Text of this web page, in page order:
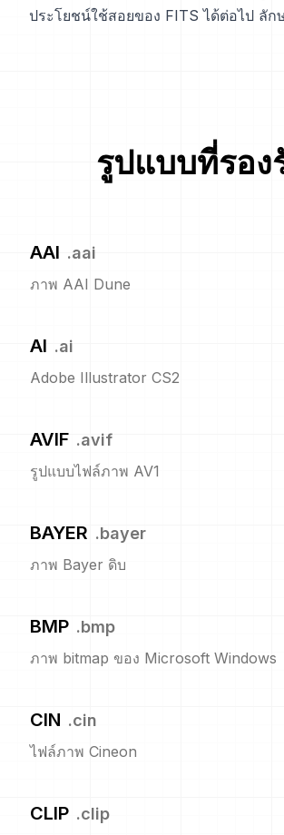
ประโยชน์ใช้สอยของ FITS ได้ต่อไป ลัก
รูปแบบที่รอง
AAI .aai
ภาพ AAI Dune
AI .ai
Adobe Illustrator CS2
AVIF .avif
รูปแบบไฟล์ภาพ AV1
BAYER .bayer
ภาพ Bayer ดิบ
BMP .bmp
ภาพ bitmap ของ Microsoft Windows
CIN .cin
ไฟล์ภาพ Cineon
CLIP .clip